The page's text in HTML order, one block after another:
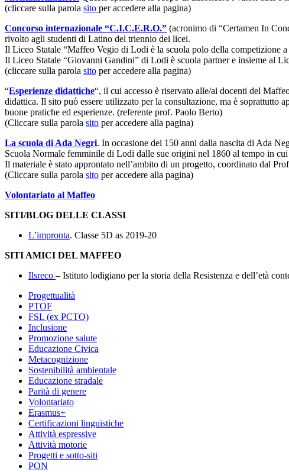
(cliccare sulla parola sito per accedere alla pagina)
Concorso internazionale “C.I.C.E.R.O.” (acronimo di “Certamen In
rivolto agli studenti di Latino del triennio dei licei.
Il Liceo Statale “Maffeo Vegio di Lodi è la scuola polo della competizione
Il Liceo Statale “Giovanni Gandini” di Lodi è scuola partner e insieme al
(cliccare sulla parola sito per accedere alla pagina)
“Esperienze didattiche“, il cui accesso è riservato alle/ai docenti del
didattica. Il sito può essere utilizzato per la consultazione, ma è soprattutto
buone pratiche ed esperienze. (referente prof. Paolo Berto)
(Cliccare sulla parola sito per accedere alla pagina)
La scuola di Ada Negri. In occasione dei 150 anni dalla nascita di Ada
Scuola Normale femminile di Lodi dalle sue origini nel 1860 al tempo in
Il materiale è stato approntato nell’ambito di un progetto, coordinato dal
(Cliccare sulla parola sito per accedere alla pagina)
Volontariato al Maffeo
SITI/BLOG DELLE CLASSI
L’impronta. Classe 5D as 2019-20
SITI AMICI DEL MAFFEO
Ilsreco – Istituto lodigiano per la storia della Resistenza e dell’età
Progettualità
PTOF
FSL (ex PCTO)
Inclusione
Promozione salute
Educazione Civica
Metacognizione
Sostenibilità ambientale
Educazione stradale
Parità di genere
Volontariato
Erasmus+
Certificazioni linguistiche
Attività espressive
Attività motorie
Progetti e sotto-siti
PON